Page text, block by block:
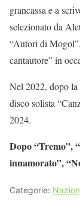
grancassa e a
selezionato da
“Autori di
cantautore” in
Nel 2022, dopo
disco solista
2024.
Dopo “Tremo”,
innamorato”,
Categorie: